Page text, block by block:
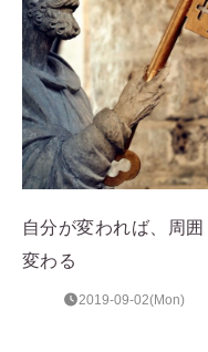
自分が変われば、周囲
変わる
2019-09-02(Mon)